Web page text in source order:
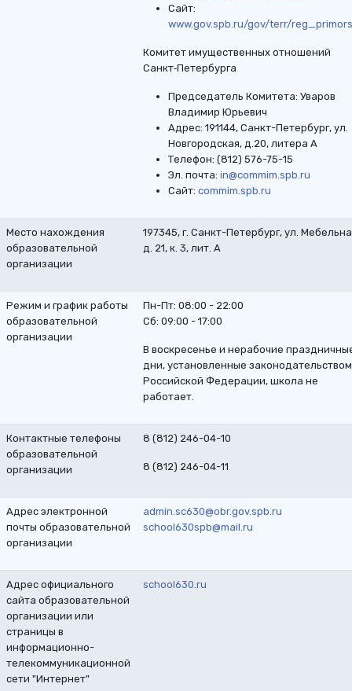
Сайт:
www.gov.spb.ru/gov/terr/
Комитет имущественных отношений
Санкт‑Петербурга
Председатель Комитета: Уваров
Владимир Юрьевич
Адрес: 191144, Санкт-Петербург, ул.
Новгородская, д.20, литера А
Телефон: (812) 576-75-15
Эл. почта: in@commim.spb.ru
Сайт: commim.spb.ru
Место нахождения
образовательной
организации
197345, г. Санкт-Петербург, ул.
д. 21, к. 3, лит. А
Режим и график работы
образовательной
организации
Пн-Пт: 08:00 - 22:00
Сб: 09:00 - 17:00
В воскресенье и нерабочие
дни, установленные законодательством
Российской Федерации, школа не
работает.
Контактные телефоны
образовательной
организации
8 (812) 246-04-10
8 (812) 246-04-11
Адрес электронной
почты образовательной
организации
admin.sc630@obr.gov.spb.ru
school630spb@mail.ru
Адрес официального
сайта образовательной
организации или
страницы в
информационно-
телекоммуникационной
сети "Интернет"
school630.ru